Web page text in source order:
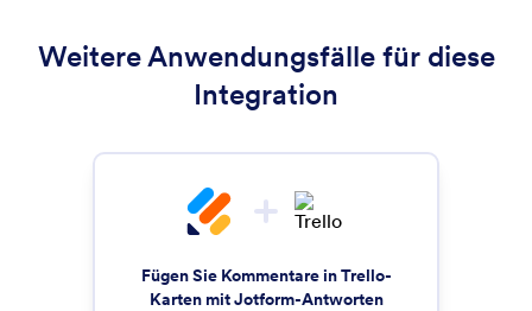
Weitere Anwendungsfälle für diese
Integration
Fügen Sie Kommentare in Trello-
Karten mit Jotform-Antworten